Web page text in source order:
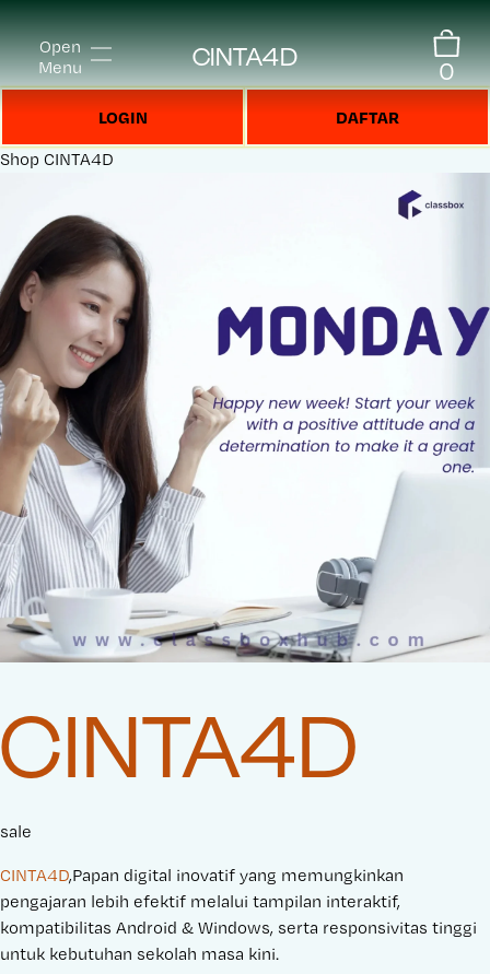
Open
Menu
CINTA4D 0
LOGIN DAFTAR
Shop CINTA4D
CINTA4D
sale
CINTA4D,Papan digital inovatif yang memungkinkan
pengajaran lebih efektif melalui tampilan interaktif,
kompatibilitas Android & Windows, serta responsivitas tinggi
untuk kebutuhan sekolah masa kini.